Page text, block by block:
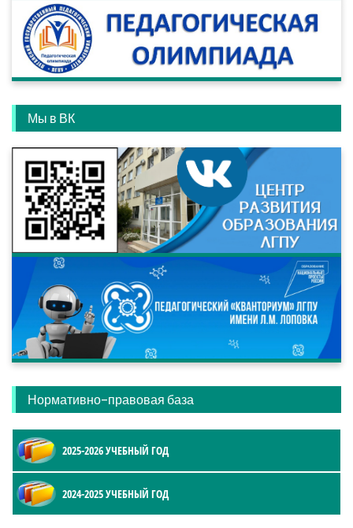
Мы в ВК
Нормативно-правовая база
2025-2026 УЧЕБНЫЙ ГОД
2024-2025 УЧЕБНЫЙ ГОД